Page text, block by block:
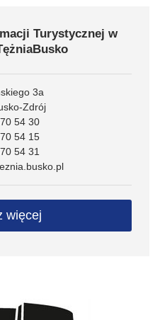
Turystycznej w
3a
Zdrój
54 30
54 15
54 31
więcej